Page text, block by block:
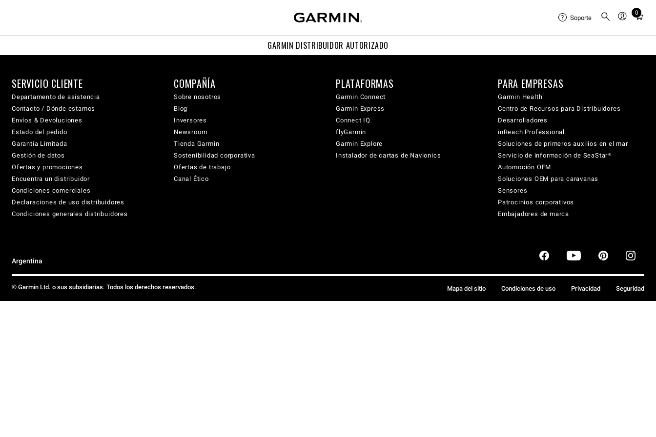
GARMIN DISTRIBUIDOR AUTORIZADO
Soporte
0
Total
cart:
SERVICIO CLIENTE
Departamento de asistencia
Contacto / Dónde estamos
Envíos & Devoluciones
Estado del pedido
Garantía Limitada
Gestión de datos
Ofertas y promociones
Encuentra un distribuidor
Condiciones comerciales
Declaraciones de uso distribuidores
Condiciones generales distribuidores
COMPAÑÍA
Sobre nosotros
Blog
Inversores
Newsroom
Tienda Garmin
Sostenibilidad corporativa
Ofertas de trabajo
Canal Ético
PLATAFORMAS
Garmin Connect
Garmin Express
Connect IQ
flyGarmin
Garmin Explore
Instalador de cartas de Navionics
PARA EMPRESAS
Garmin Health
Centro de Recursos para Distribuidores
Desarrolladores
inReach Professional
Soluciones de primeros auxilios en el mar
Servicio de información de SeaStar®
Automoción OEM
Soluciones OEM para caravanas
Sensores
Patrocinios corporativos
Embajadores de marca
Argentina
© Garmin Ltd. o sus subsidiarias. Todos los derechos reservados. Mapa del sitio Condiciones de uso Privacidad Seguridad